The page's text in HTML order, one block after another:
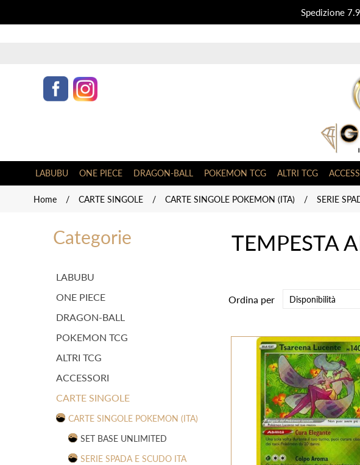
Spedizione
LABUBU ONE PIECE DRAGON-BALL POKEMON TCG ALTRI TCG
Home / CARTE SINGOLE / CARTE SINGOLE POKEMON (ITA) / SERIE
Categorie
LABUBU
ONE PIECE
DRAGON-BALL
POKEMON TCG
ALTRI TCG
ACCESSORI
CARTE SINGOLE
CARTE SINGOLE POKEMON (ITA)
SET BASE UNLIMITED
SERIE SPADA E SCUDO ITA
TEMPESTA
Ordina per